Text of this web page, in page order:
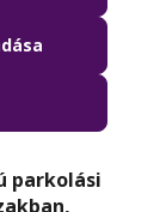
az adott
parkolási